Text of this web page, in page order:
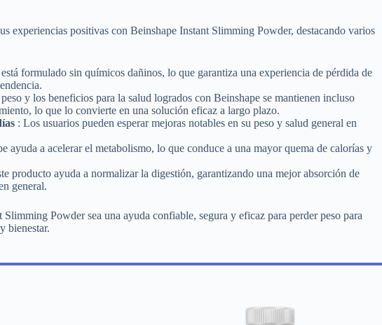
experiencias positivas con Beinshape Instant Slimming Powder, destacando varios
formulado sin químicos dañinos, lo que garantiza una experiencia de pérdida de
y los beneficios para la salud logrados con Beinshape se mantienen incluso
lo que lo convierte en una solución eficaz a largo plazo.
: Los usuarios pueden esperar mejoras notables en su peso y salud general en
ayuda a acelerar el metabolismo, lo que conduce a una mayor quema de calorías y
producto ayuda a normalizar la digestión, garantizando una mejor absorción de
general.
Powder sea una ayuda confiable, segura y eficaz para perder peso para
bienestar.